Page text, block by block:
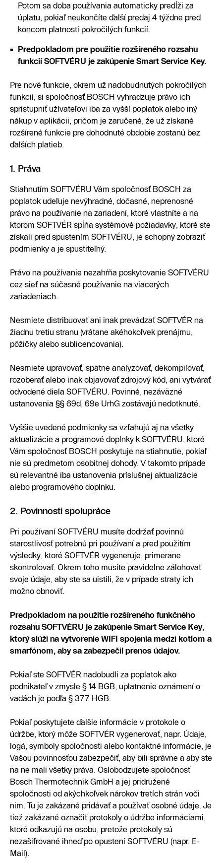
Potom sa doba používania automaticky predĺži za
úplatu, pokiaľ neukončíte ďalší predaj 4 týždne pred
koncom platnosti pokročilých funkcií.
Predpokladom pre použitie rozšíreného rozsahu
funkcií SOFTVÉRU je zakúpenie Smart Service Key.
Pre nové funkcie, okrem už nadobudnutých pokročilých
funkcií, si spoločnosť BOSCH vyhradzuje právo ich
sprístupniť užívateľovi iba za vyšší poplatok alebo iný
nákup v aplikácii, pričom je zaručené, že už získané
rozšírené funkcie pre dohodnuté obdobie zostanú bez
ďalších platieb.
1. Práva
Stiahnutím SOFTVÉRU Vám spoločnosť BOSCH za
poplatok udeľuje nevýhradné, dočasné, neprenosné
právo na používanie na zariadení, ktoré vlastníte a na
ktorom SOFTVÉR spĺňa systémové požiadavky, ktoré ste
získali pred spustením SOFTVÉRU, je schopný zobraziť
podmienky a je spustiteľný.
Právo na používanie nezahŕňa poskytovanie SOFTVÉRU
cez sieť na súčasné používanie na viacerých
zariadeniach.
Nesmiete distribuovať ani inak prevádzať SOFTVÉR na
žiadnu tretiu stranu (vrátane akéhokoľvek prenájmu,
pôžičky alebo sublicencovania).
Nesmiete upravovať, spätne analyzovať, dekompilovať,
rozoberať alebo inak objavovať zdrojový kód, ani vytvárať
odvodené diela SOFTVÉRU. Povinné, nezáväzné
ustanovenia §§ 69d, 69e UrhG zostávajú nedotknuté.
Vyššie uvedené podmienky sa vzťahujú aj na všetky
aktualizácie a programové doplnky k SOFTVÉRU, ktoré
Vám spoločnosť BOSCH poskytuje na stiahnutie, pokiaľ
nie sú predmetom osobitnej dohody. V takomto prípade
sú relevantné iba ustanovenia príslušnej aktualizácie
alebo programového doplnku.
2. Povinnosti spolupráce
Pri používaní SOFTVÉRU musíte dodržať povinnú
starostlivosť potrebnú pri používaní a pred použitím
výsledky, ktoré SOFTVÉR vygeneruje, primerane
skontrolovať. Okrem toho musíte pravidelne zálohovať
svoje údaje, aby ste sa uistili, že v prípade straty ich
možno obnoviť.
Predpokladom na použitie rozšíreného funkčného
rozsahu SOFTVÉRU je zakúpenie Smart Service Key,
ktorý slúži na vytvorenie WIFI spojenia medzi kotlom a
smarfónom, aby sa zabezpečil prenos údajov.
Pokiaľ ste SOFTVÉR nadobudli za poplatok ako
podnikateľ v zmysle § 14 BGB, uplatnenie oznámení o
vadách je podľa § 377 HGB.
Pokiaľ poskytujete ďalšie informácie v protokole o
údržbe, ktorý môže SOFTVÉR vygenerovať, napr. Údaje,
logá, symboly spoločnosti alebo kontaktné informácie, je
Vašou povinnosťou zabezpečiť, aby bili správne a aby ste
na ne mali všetky práva. Oslobodzujete spoločnosť
Bosch Thermotechnik GmbH a jej pridružené
spoločnosti od akýchkoľvek nárokov tretích strán voči
nim. Tu je zakázané pridávať a používať osobné údaje. Je
tiež zakázané označiť protokoly o údržbe informáciami,
ktoré odkazujú na osobu, pretože protokoly sú
nezašifrované ihneď po opustení SOFTVÉRU (napr. E-
Mail).